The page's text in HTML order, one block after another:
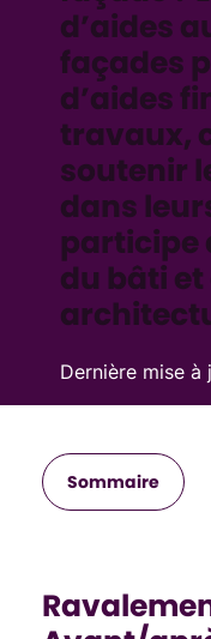
d’aides
façades
d’aides
travaux,
soutenir
dans
participe
du bâti
Dernière mise à
Sommaire